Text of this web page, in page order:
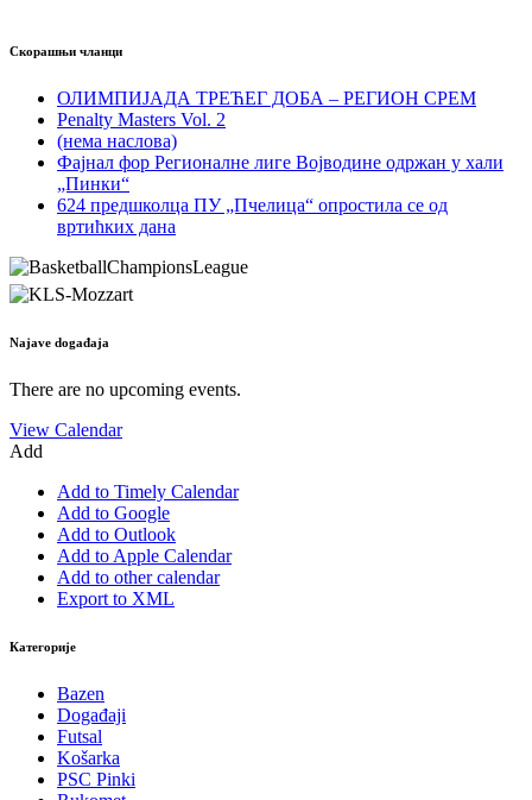
Скорашњи чланци
ОЛИМПИЈАДА ТРЕЋЕГ ДОБА – РЕГИОН СРЕМ
Penalty Masters Vol. 2
(нема наслова)
Фајнал фор Регионалне лиге Војводине одржан у хали
„Пинки“
624 предшколца ПУ „Пчелица“ опростила се од
вртићких дана
Najave događaja
There are no upcoming events.
View Calendar
Add
Add to Timely Calendar
Add to Google
Add to Outlook
Add to Apple Calendar
Add to other calendar
Export to XML
Категорије
Bazen
Događaji
Futsal
Košarka
PSC Pinki